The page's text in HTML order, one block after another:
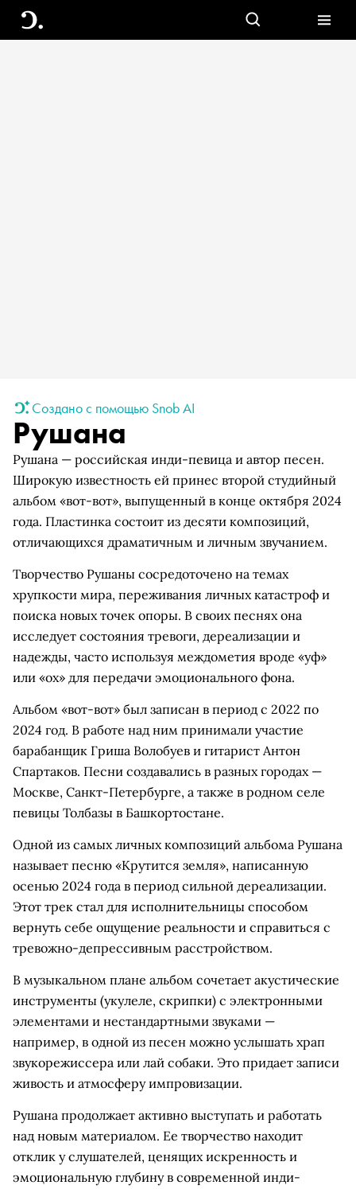
Создано с помощью Snob AI
Рушана
Рушана — российская инди-певица и автор песен.
Широкую известность ей принес второй студийный
альбом «вот-вот», выпущенный в конце октября 2024
года. Пластинка состоит из десяти композиций,
отличающихся драматичным и личным звучанием.
Творчество Рушаны сосредоточено на темах
хрупкости мира, переживания личных катастроф и
поиска новых точек опоры. В своих песнях она
исследует состояния тревоги, дереализации и
надежды, часто используя междометия вроде «уф»
или «ох» для передачи эмоционального фона.
Альбом «вот-вот» был записан в период с 2022 по
2024 год. В работе над ним принимали участие
барабанщик Гриша Волобуев и гитарист Антон
Спартаков. Песни создавались в разных городах —
Москве, Санкт-Петербурге, а также в родном селе
певицы Толбазы в Башкортостане.
Одной из самых личных композиций альбома Рушана
называет песню «Крутится земля», написанную
осенью 2024 года в период сильной дереализации.
Этот трек стал для исполнительницы способом
вернуть себе ощущение реальности и справиться с
тревожно-депрессивным расстройством.
В музыкальном плане альбом сочетает акустические
инструменты (укулеле, скрипки) с электронными
элементами и нестандартными звуками —
например, в одной из песен можно услышать храп
звукорежиссера или лай собаки. Это придает записи
живость и атмосферу импровизации.
Рушана продолжает активно выступать и работать
над новым материалом. Ее творчество находит
отклик у слушателей, ценящих искренность и
эмоциональную глубину в современной инди-